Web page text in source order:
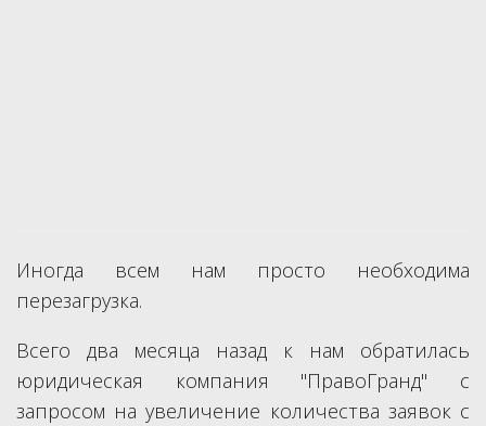
Иногда всем нам просто необходима
перезагрузка.
Всего два месяца назад к нам обратилась
юридическая компания "ПравоГранд" с
запросом на увеличение количества заявок с